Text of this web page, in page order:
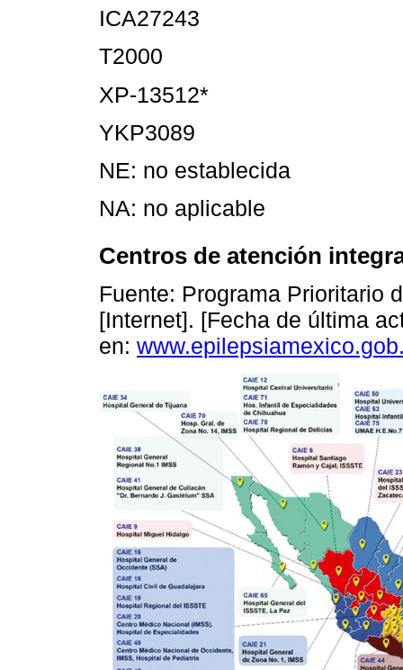
ICA27243
T2000
XP-13512*
YKP3089
NE: no establecida
NA: no aplicable
Centros de atención
Fuente: Programa Prioritario
[Internet]. [Fecha de última
en: